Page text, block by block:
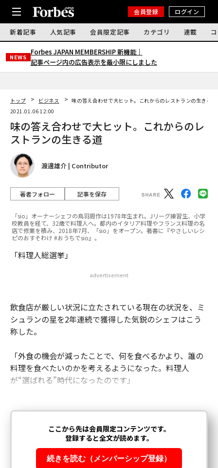
会員登録 ログイン
新着記事 人気記事 会員限定記事 カテゴリ 連載
NEWS
Forbes JAPAN MEMBERSHIP 新機能｜
記事ページ内の広告表示を最小限にしました
トップ ビジネス
味の答え合わせで大ヒット。これからのレストランの生きる道
2021.01.06 12:00
味の答え合わせで大ヒット。これからのレ
ストランの生きる道
渡邊雄介 | Contributor
著者フォロー 記事を保存
「sio」オーナーシェフの鳥羽周作は1978年生まれ。Jリーグ練習生、小学
校教員を経て、32歳で料理人へ。都内のイタリア料理やフランス料理の名
店で修業を積み、2018年7月、「sio」をオープン。著書に『やさしいレシ
ピのおすそわけ #おうちでsio』。
「料理人総選挙」
advertisement
飲食店が厳しい状況に立たされている現在の状況を、ミ
シュランの星を2年連続で獲得した気鋭のシェフはこう
称した。
「外食の機会が減ったことで、何を食べるかより、誰の
料理を食べたいのかを考えるようになった。料理人
が“選ばれる”時代になったのです」